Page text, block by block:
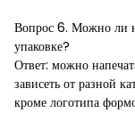
Вопрос 6. Можно ли
упаковке?
Ответ: можно
зависеть от разной
кроме логотипа